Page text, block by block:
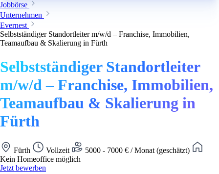
Jobbörse
Unternehmen
Evernest
Selbstständiger Standortleiter m/w/d – Franchise, Immobilien,
Teamaufbau & Skalierung in Fürth
Selbstständiger Standortleiter
m/w/d – Franchise, Immobilien,
Teamaufbau & Skalierung in
Fürth
Fürth Vollzeit
5000 - 7000 € / Monat (geschätzt)
Kein Homeoffice möglich
Jetzt bewerben